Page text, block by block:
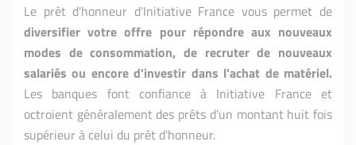
Le prêt d'honneur d'Initiative France vous permet de
diversifier votre offre pour répondre aux nouveaux
modes de consommation, de recruter de nouveaux
salariés ou encore d'investir dans l'achat de matériel.
Les banques font confiance à Initiative France et
octroient généralement des prêts d'un montant huit fois
supérieur à celui du prêt d'honneur.